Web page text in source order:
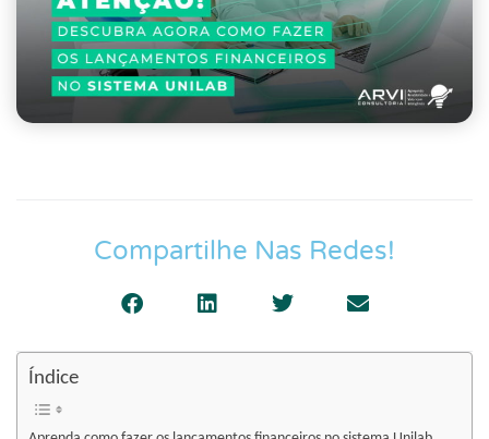
Compartilhe Nas Redes!
Índice